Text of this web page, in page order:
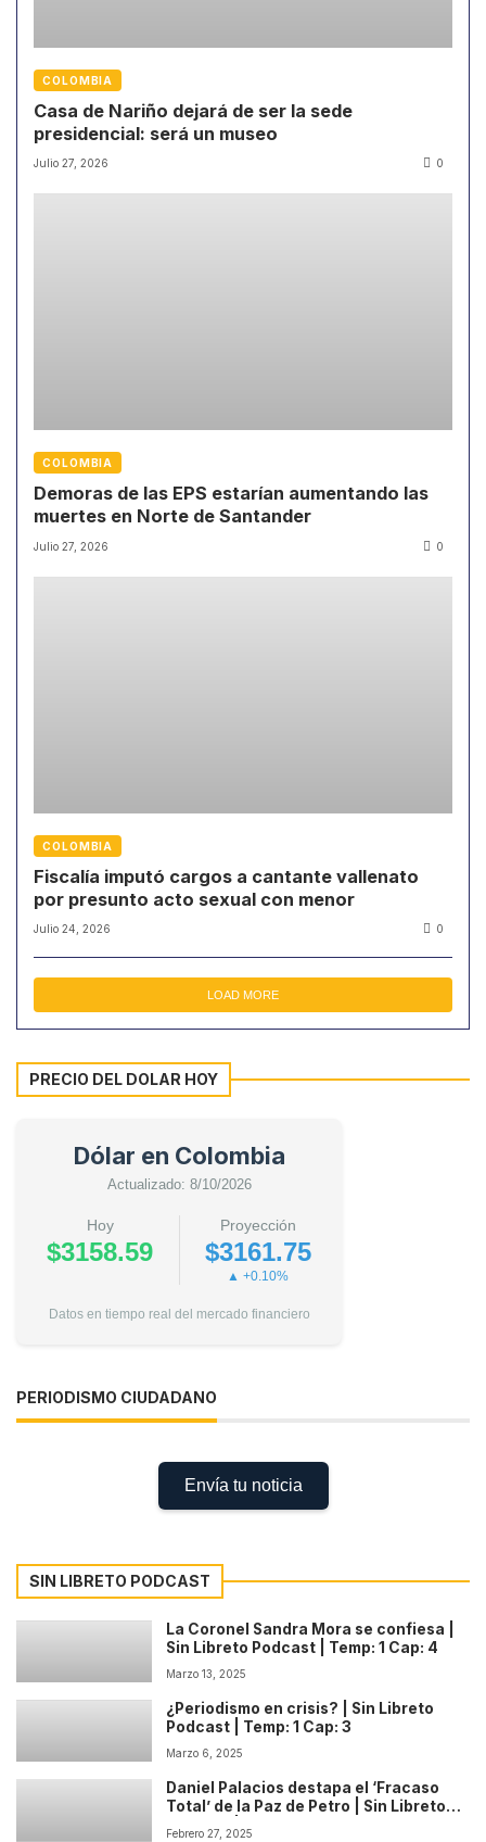
COLOMBIA
Casa de Nariño dejará de ser la sede
presidencial: será un museo
Julio 27, 2026 0
COLOMBIA
Demoras de las EPS estarían aumentando las
muertes en Norte de Santander
Julio 27, 2026 0
COLOMBIA
Fiscalía imputó cargos a cantante vallenato
por presunto acto sexual con menor
Julio 24, 2026 0
LOAD MORE
PRECIO DEL DOLAR HOY
Dólar en Colombia
Actualizado: 8/10/2026
Hoy
$3158.59
Proyección
$3161.75
▲ +0.10%
Datos en tiempo real del mercado financiero
PERIODISMO CIUDADANO
Envía tu noticia
SIN LIBRETO PODCAST
La Coronel Sandra Mora se confiesa |
Sin Libreto Podcast | Temp: 1 Cap: 4
Marzo 13, 2025
¿Periodismo en crisis? | Sin Libreto
Podcast | Temp: 1 Cap: 3
Marzo 6, 2025
Daniel Palacios destapa el ‘Fracaso
Total’ de la Paz de Petro | Sin Libreto
Podcast | Temp: 1 Cap: 2
Febrero 27, 2025